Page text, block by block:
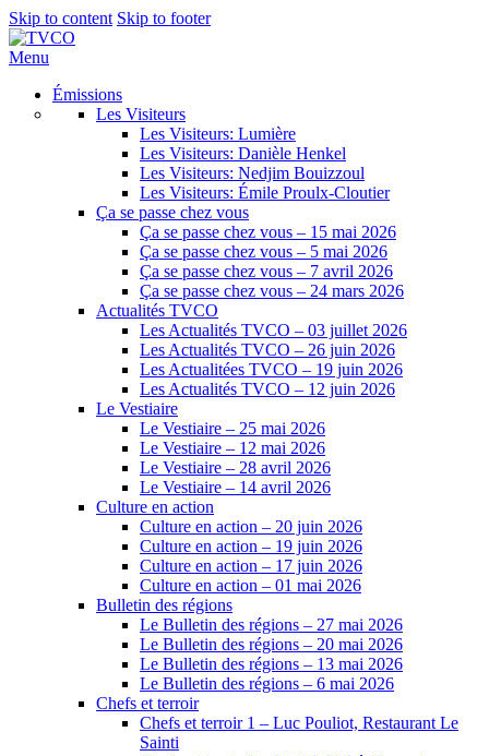
Skip to content Skip to footer
Menu
Émissions
Les Visiteurs
Les Visiteurs: Lumière
Les Visiteurs: Danièle Henkel
Les Visiteurs: Nedjim Bouizzoul
Les Visiteurs: Émile Proulx-Cloutier
Ça se passe chez vous
Ça se passe chez vous – 15 mai 2026
Ça se passe chez vous – 5 mai 2026
Ça se passe chez vous – 7 avril 2026
Ça se passe chez vous – 24 mars 2026
Actualités TVCO
Les Actualités TVCO – 03 juillet 2026
Les Actualités TVCO – 26 juin 2026
Les Actualitées TVCO – 19 juin 2026
Les Actualités TVCO – 12 juin 2026
Le Vestiaire
Le Vestiaire – 25 mai 2026
Le Vestiaire – 12 mai 2026
Le Vestiaire – 28 avril 2026
Le Vestiaire – 14 avril 2026
Culture en action
Culture en action – 20 juin 2026
Culture en action – 19 juin 2026
Culture en action – 17 juin 2026
Culture en action – 01 mai 2026
Bulletin des régions
Le Bulletin des régions – 27 mai 2026
Le Bulletin des régions – 20 mai 2026
Le Bulletin des régions – 13 mai 2026
Le Bulletin des régions – 6 mai 2026
Chefs et terroir
Chefs et terroir 1 – Luc Pouliot, Restaurant Le
Sainti